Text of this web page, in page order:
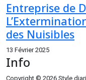
Entreprise de
des Nuisibles
13 Février 2025
Info
Copyright © 2026 Style